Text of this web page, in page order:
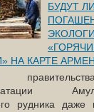
БУДУТ ЛИ
НА КАРТЕ
рудника даже